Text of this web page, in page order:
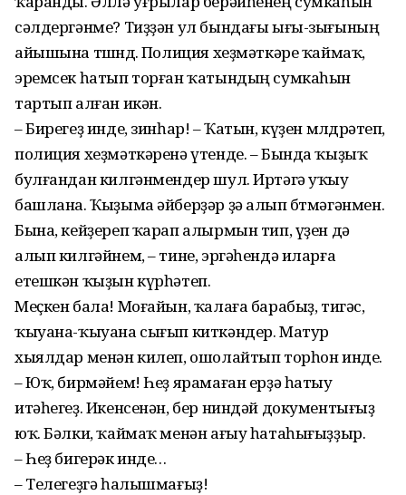
сәлдергәнме? Тиҙҙән ул бындағы ығы-зығының
айышына төшөндө. Полиция хеҙмәткәре ҡаймаҡ,
эремсек һатып торған ҡатындың сумкаһын
тартып алған икән.
– Бирегеҙ инде, зинһар! – Ҡатын, күҙен мөлдөрәтеп,
полиция хеҙмәткәренә үтенде. – Бында ҡыҙыҡ
булғандан килгәнмендер шул. Иртәгә уҡыу
башлана. Ҡыҙыма әйберҙәр ҙә алып бөтмәгәнмен.
Бына, кейҙереп ҡарап алырмын тип, үҙен дә
алып килгәйнем, – тине, эргәһендә иларға
етешкән ҡыҙын күрһәтеп.
Меҫкен бала! Моғайын, ҡалаға барабыҙ, тигәс,
ҡыуана-ҡыуана сығып киткәндер. Матур
хыялдар менән килеп, ошолайтып торһон инде.
– Юҡ, бирмәйем! Һеҙ ярамаған ерҙә һатыу
итәһегеҙ. Икенсенән, бер ниндәй документығыҙ
юҡ. Бәлки, ҡаймаҡ менән ағыу һатаһығыҙҙыр.
– Һеҙ бигерәк инде…
– Телегеҙгә һалышмағыҙ!